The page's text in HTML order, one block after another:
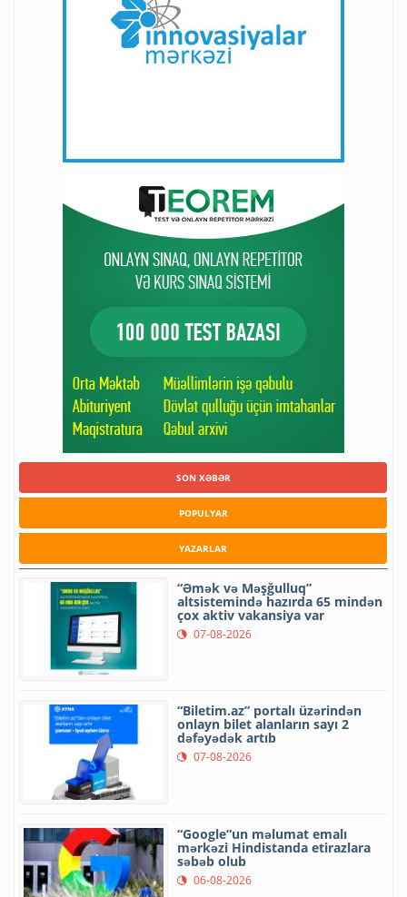
SON XƏBƏR
POPULYAR
YAZARLAR
“Əmək və Məşğulluq”
altsistemində hazırda 65 mindən
çox aktiv vakansiya var
07-08-2026
“Biletim.az” portalı üzərindən
onlayn bilet alanların sayı 2
dəfəyədək artıb
07-08-2026
“Google”un məlumat emalı
mərkəzi Hindistanda etirazlara
səbəb olub
06-08-2026